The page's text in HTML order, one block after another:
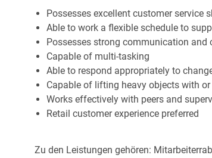
Possesses excellent customer service
Able to work a flexible schedule to
Possesses strong communication
Capable of multi-tasking
Able to respond appropriately to
Capable of lifting heavy objects with
Works effectively with peers and
Retail customer experience preferred
Zu den Leistungen gehören: